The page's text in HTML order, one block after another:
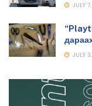
JULY
JULY